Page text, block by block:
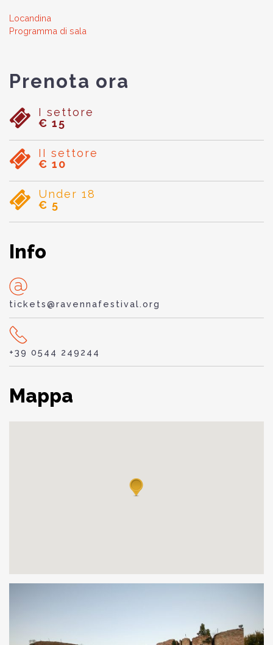
Locandina
Programma di sala
Prenota ora
I settore
€ 15
II settore
€ 10
Under 18
€ 5
Info
tickets@ravennafestival.org
+39 0544 249244
Mappa